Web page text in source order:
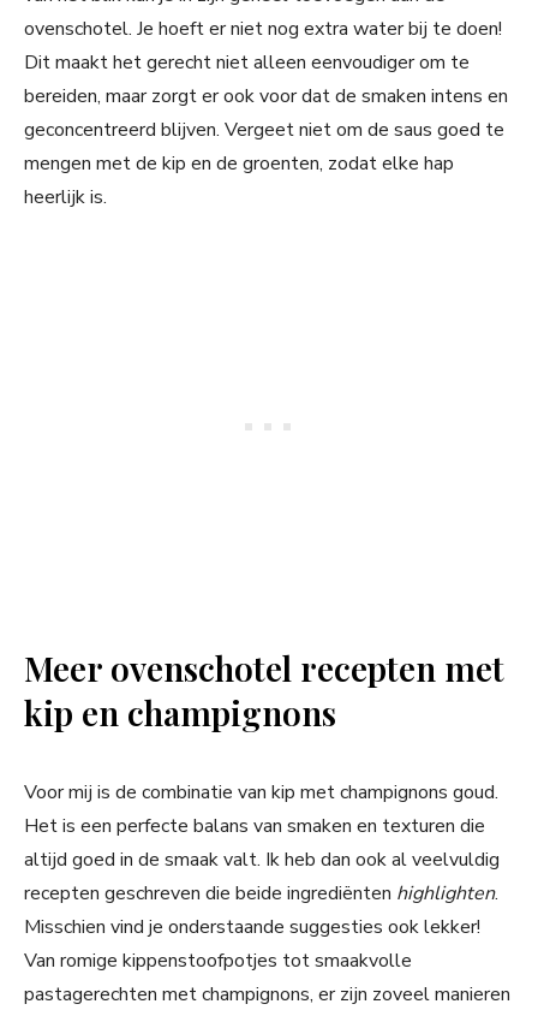
ovenschotel. Je hoeft er niet nog extra water bij te doen!
Dit maakt het gerecht niet alleen eenvoudiger om te
bereiden, maar zorgt er ook voor dat de smaken intens en
geconcentreerd blijven. Vergeet niet om de saus goed te
mengen met de kip en de groenten, zodat elke hap
heerlijk is.
Meer ovenschotel recepten met
kip en champignons
Voor mij is de combinatie van kip met champignons goud.
Het is een perfecte balans van smaken en texturen die
altijd goed in de smaak valt. Ik heb dan ook al veelvuldig
recepten geschreven die beide ingrediënten highlighten.
Misschien vind je onderstaande suggesties ook lekker!
Van romige kippenstoofpotjes tot smaakvolle
pastagerechten met champignons, er zijn zoveel manieren